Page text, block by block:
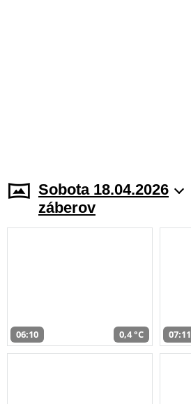
Sobota 18.04.2026
záberov
06:10 0,4 °C 07:11